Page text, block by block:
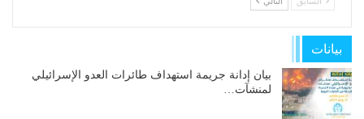
بيانات
بيان إدانة جريمة استهداف طائرات العدو الإسرائيلي
لمنشآت…